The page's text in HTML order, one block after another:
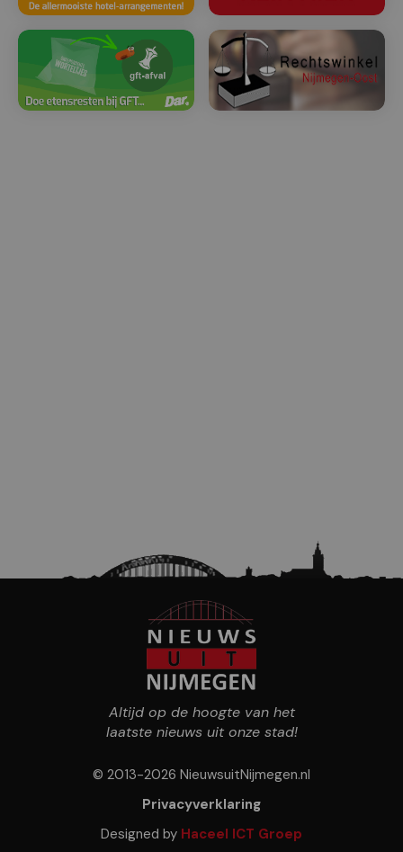
Altijd op de hoogte van het
laatste nieuws uit onze stad!
© 2013-2026 NieuwsuitNijmegen.nl
Privacyverklaring
Designed by Haceel ICT Groep